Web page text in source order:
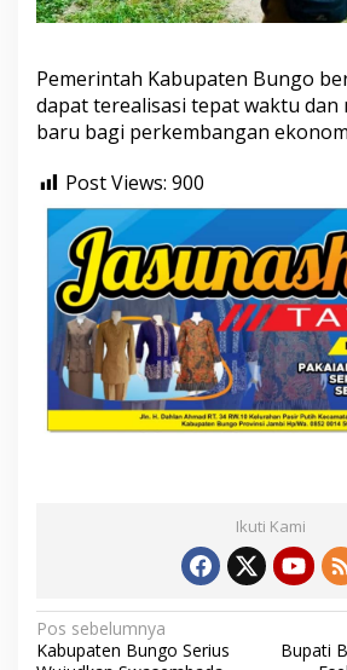
Pemerintah Kabupaten Bungo
dapat terealisasi tepat waktu dan
baru bagi perkembangan
Post Views: 900
Ikuti Kami
N
Pos sebelumnya
Kabupaten Bungo Serius
Bupati